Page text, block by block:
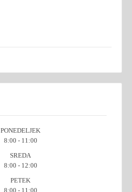
PONEDELJEK
8:00 - 11:00
SREDA
8:00 - 12:00
PETEK
8:00 - 11:00